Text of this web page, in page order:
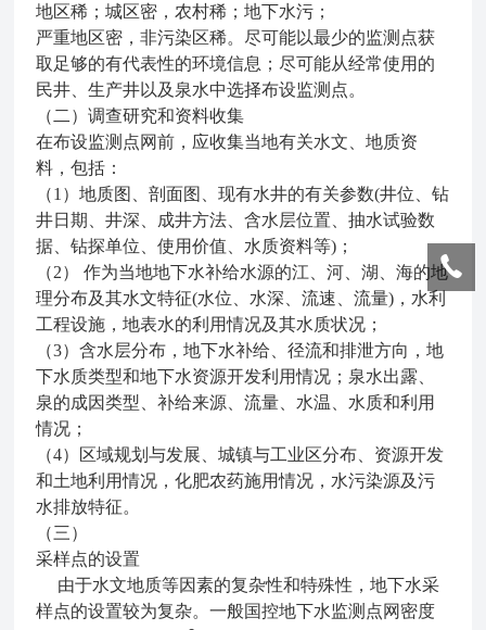
地区稀；城区密，农村稀；地下水污 ；
严重地区密，非污染区稀。尽可能以最少的监测点获
取足够的有代表性的环境信息；尽可能从经常使用的
民井、生产井以及泉水中选择布设监测点。
（二）调查研究和资料收集
在布设监测点网前，应收集当地有关水文、地质资
料，包括：
（1）地质图、剖面图、现有水井的有关参数(井位、钻
井日期、井深、成井方法、含水层位置、抽水试验数
据、钻探单位、使用价值、水质资料等)；
（2） 作为当地地下水补给水源的江、河、湖、海的地
理分布及其水文特征(水位、水深、流速、流量)，水利
工程设施，地表水的利用情况及其水质状况；
（3）含水层分布，地下水补给、径流和排泄方向，地
下水质类型和地下水资源开发利用情况；泉水出露、
泉的成因类型、补给来源、流量、水温、水质和利用
情况；
（4）区域规划与发展、城镇与工业区分布、资源开发
和土地利用情况，化肥农药施用情况，水污染源及污
水排放特征。
（三）
采样点的设置
由于水文地质等因素的复杂性和特殊性，地下水采
样点的设置较为复杂。一般国控地下水监测点网密度